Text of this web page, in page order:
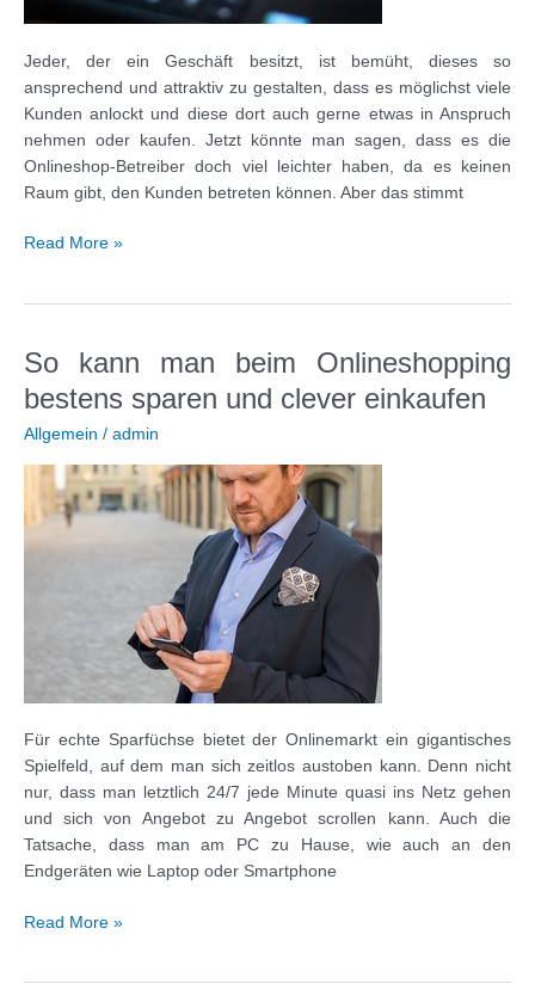
Jeder, der ein Geschäft besitzt, ist bemüht, dieses so
ansprechend und attraktiv zu gestalten, dass es möglichst viele
Kunden anlockt und diese dort auch gerne etwas in Anspruch
nehmen oder kaufen. Jetzt könnte man sagen, dass es die
Onlineshop-Betreiber doch viel leichter haben, da es keinen
Raum gibt, den Kunden betreten können. Aber das stimmt
Onlineshops
und
attraktiv
wie
gestalten
Read More »
So kann man beim Onlineshopping
bestens sparen und clever einkaufen
Allgemein / admin
Für echte Sparfüchse bietet der Onlinemarkt ein gigantisches
Spielfeld, auf dem man sich zeitlos austoben kann. Denn nicht
nur, dass man letztlich 24/7 jede Minute quasi ins Netz gehen
und sich von Angebot zu Angebot scrollen kann. Auch die
Tatsache, dass man am PC zu Hause, wie auch an den
Endgeräten wie Laptop oder Smartphone
So
Read More »